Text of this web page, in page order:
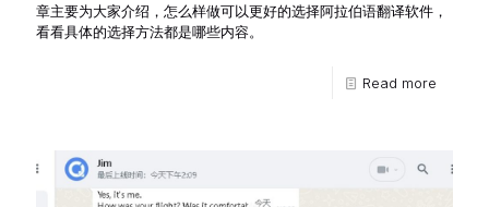
章主要为大家介绍，怎么样做可以更好的选择阿拉伯语翻译软件，
看看具体的选择方法都是哪些内容。
Read more